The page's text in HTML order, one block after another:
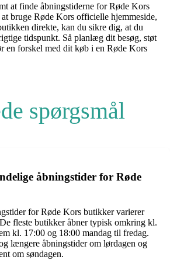
at finde åbningstiderne for Røde Kors
bruge Røde Kors officielle hjemmeside,
direkte, kan du sikre dig, at du
tidspunkt. Så planlæg dit besøg, støt
en forskel med dit køb i en Røde Kors
spørgsmål
åbningstider for Røde
for Røde Kors butikker varierer
fleste butikker åbner typisk omkring kl.
kl. 17:00 og 18:00 mandag til fredag.
længere åbningstider om lørdagen og
om søndagen.